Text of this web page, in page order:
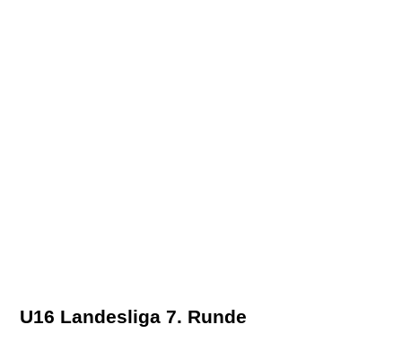
U16 Landesliga 7. Runde